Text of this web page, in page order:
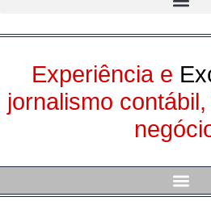
Experiência e
jornalismo